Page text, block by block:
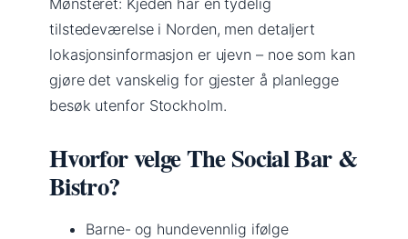
tilstedeværelse i Norden, men detaljert
lokasjonsinformasjon er ujevn – noe som kan
gjøre det vanskelig for gjester å planlegge
besøk utenfor Stockholm.
Hvorfor velge The Social Bar &
Bistro?
Barne- og hundevennlig ifølge